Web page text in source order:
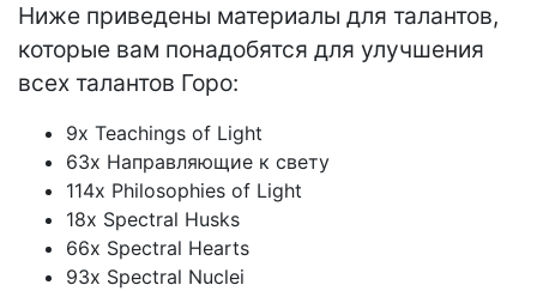
Ниже приведены материалы для талантов,
которые вам понадобятся для улучшения
всех талантов Горо:
9x Teachings of Light
63x Направляющие к свету
114x Philosophies of Light
18x Spectral Husks
66x Spectral Hearts
93x Spectral Nuclei